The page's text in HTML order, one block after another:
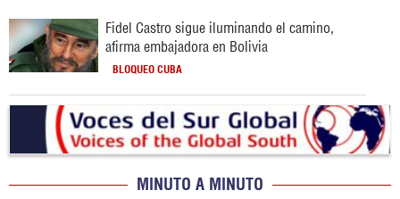
Fidel Castro sigue iluminando el camino,
afirma embajadora en Bolivia
BLOQUEO CUBA
MINUTO A MINUTO